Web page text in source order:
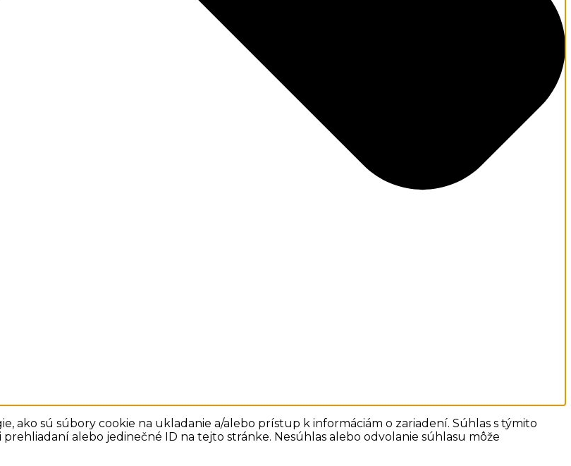
ako sú súbory cookie na ukladanie a/alebo prístup k informáciám o zariadení. Súhlas s týmito
alebo jedinečné ID na tejto stránke. Nesúhlas alebo odvolanie súhlasu môže